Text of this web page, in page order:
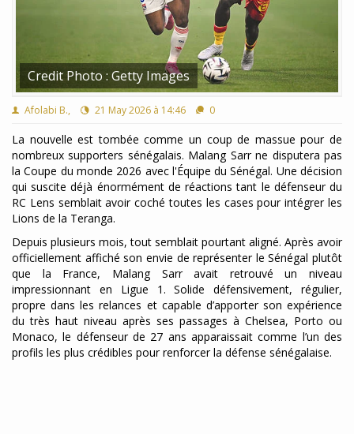
Credit Photo : Getty Images
Afolabi B., 21 May 2026 à 14:46 0
La nouvelle est tombée comme un coup de massue pour de
nombreux supporters sénégalais. Malang Sarr ne disputera pas
la Coupe du monde 2026 avec l'Équipe du Sénégal. Une décision
qui suscite déjà énormément de réactions tant le défenseur du
RC Lens semblait avoir coché toutes les cases pour intégrer les
Lions de la Teranga.
Depuis plusieurs mois, tout semblait pourtant aligné. Après avoir
officiellement affiché son envie de représenter le Sénégal plutôt
que la France, Malang Sarr avait retrouvé un niveau
impressionnant en Ligue 1. Solide défensivement, régulier,
propre dans les relances et capable d’apporter son expérience
du très haut niveau après ses passages à Chelsea, Porto ou
Monaco, le défenseur de 27 ans apparaissait comme l’un des
profils les plus crédibles pour renforcer la défense sénégalaise.